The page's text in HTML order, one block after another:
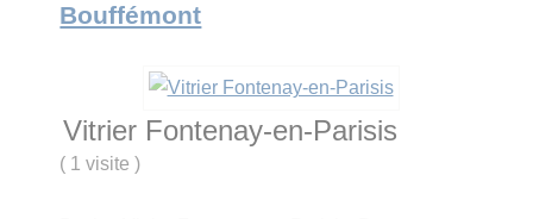
Bouffémont
Vitrier Fontenay-en-Parisis
( 1 visite)